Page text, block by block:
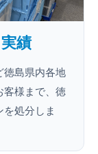
績
徳島県内各地
客様まで、徳
処分しま